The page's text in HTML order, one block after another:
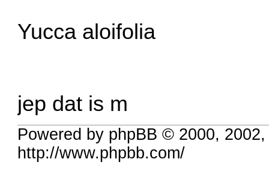
Yucca aloifolia
jep dat is m
Powered by phpBB © 2000,
http://www.phpbb.com/